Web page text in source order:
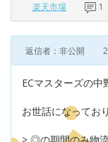
楽天市場 1
返信者：非公開
ECマスターズの中
お世話になってお